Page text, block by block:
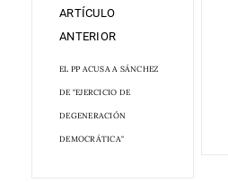
ARTÍCULO
ANTERIOR
EL PP ACUSA A SÁNCHEZ
DE "EJERCICIO DE
DEGENERACIÓN
DEMOCRÁTICA"